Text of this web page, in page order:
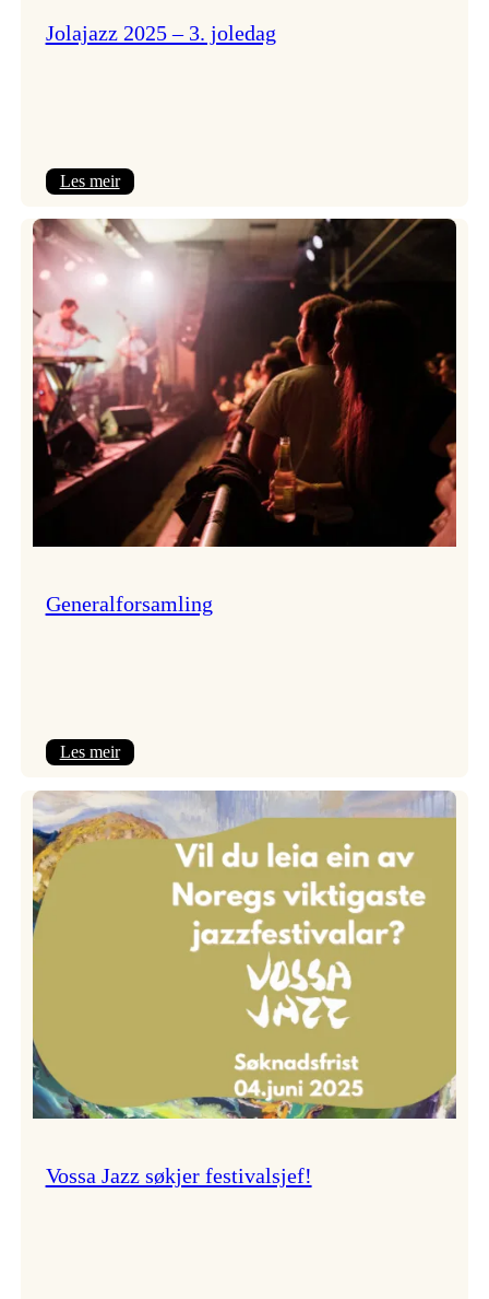
Jolajazz 2025 – 3. joledag
Les meir:
2025
–
joledag
Generalforsamling
Les meir:
Vossa Jazz søkjer festivalsjef!